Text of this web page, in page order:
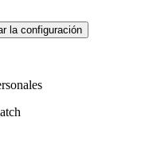
la configuración